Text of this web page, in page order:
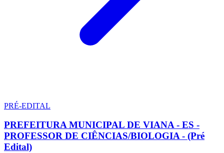
PRÉ-EDITAL
PREFEITURA MUNICIPAL DE VIANA - ES -
PROFESSOR DE CIÊNCIAS/BIOLOGIA - (Pré
Edital)